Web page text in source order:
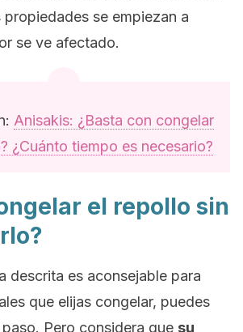
se empiezan a
se ve afectado.
Anisakis: ¿Basta con congelar
¿Cuánto tiempo es necesario?
el repollo sin
descrita es aconsejable para
que elijas congelar, puedes
Pero considera que su